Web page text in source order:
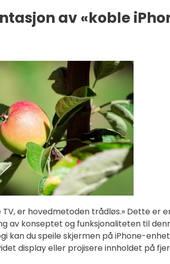
av «koble
er hovedmetoden trådløs.» Dette er
av konseptet og funksjonaliteten til
kan du speile skjermen på iPhone-
display eller projisere innholdet på